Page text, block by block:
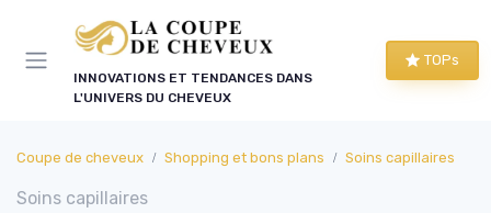
INNOVATIONS ET TENDANCES DANS
L'UNIVERS DU CHEVEUX
TOPs
Coupe de cheveux Shopping et bons plans Soins capillaires
Soins capillaires